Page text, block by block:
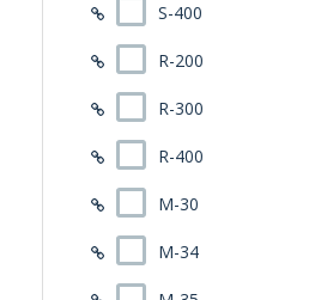
S-400
R-200
R-300
R-400
M-30
M-34